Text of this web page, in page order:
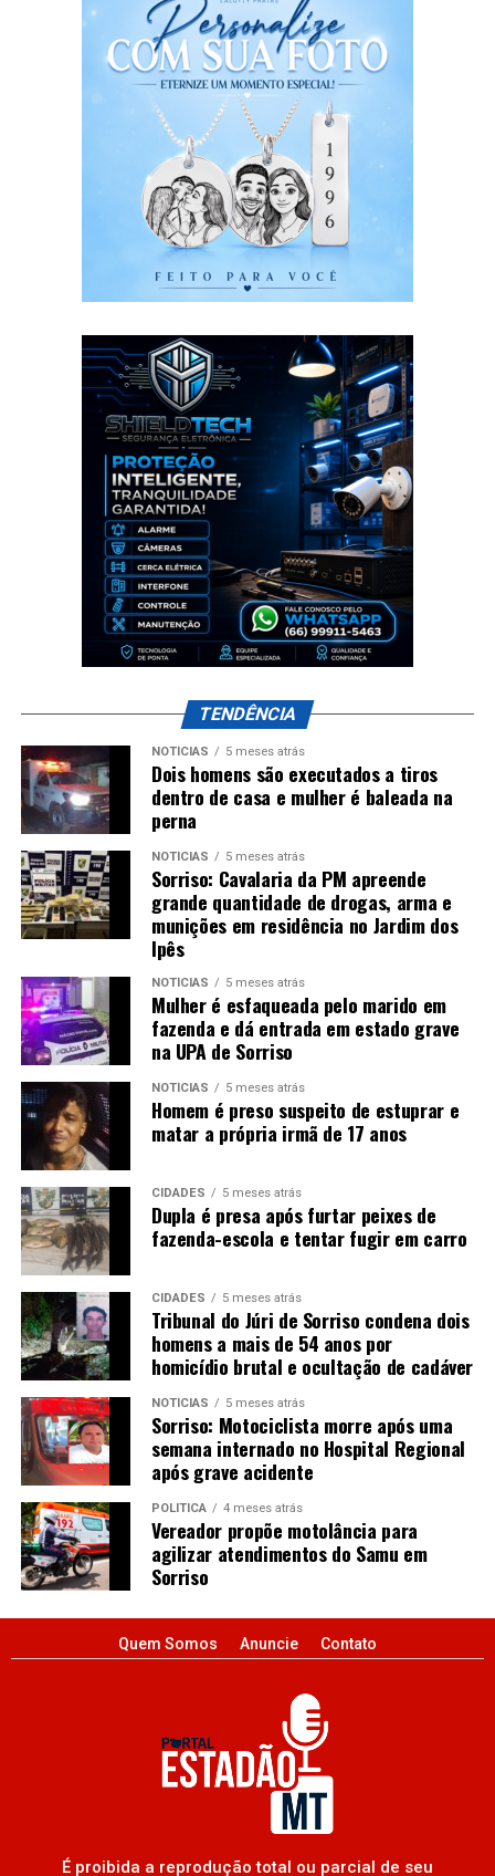
TENDÊNCIA
NOTÍCIAS 5 meses atrás
Dois homens são executados a tiros
dentro de casa e mulher é baleada na
perna
NOTÍCIAS 5 meses atrás
Sorriso: Cavalaria da PM apreende
grande quantidade de drogas, arma e
munições em residência no Jardim dos
Ipês
NOTÍCIAS 5 meses atrás
Mulher é esfaqueada pelo marido em
fazenda e dá entrada em estado grave
na UPA de Sorriso
NOTÍCIAS 5 meses atrás
Homem é preso suspeito de estuprar e
matar a própria irmã de 17 anos
CIDADES 5 meses atrás
Dupla é presa após furtar peixes de
fazenda-escola e tentar fugir em carro
CIDADES 5 meses atrás
Tribunal do Júri de Sorriso condena dois
homens a mais de 54 anos por
homicídio brutal e ocultação de cadáver
NOTÍCIAS 5 meses atrás
Sorriso: Motociclista morre após uma
semana internado no Hospital Regional
após grave acidente
POLÍTICA 4 meses atrás
Vereador propõe motolância para
agilizar atendimentos do Samu em
Sorriso
Quem Somos Anuncie Contato
É proibida a reprodução total ou parcial de seu